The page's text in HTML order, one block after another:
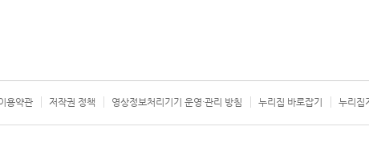
용약관 저작권 정책 영상정보처리기기 운영·관리 방침 누리집 바로잡기 누리집